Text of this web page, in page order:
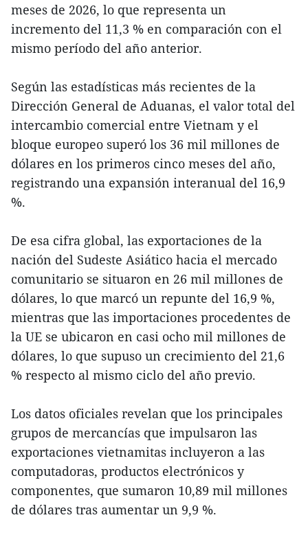
meses de 2026, lo que representa un
incremento del 11,3 % en comparación con el
mismo período del año anterior.
Según las estadísticas más recientes de la
Dirección General de Aduanas, el valor total del
intercambio comercial entre Vietnam y el
bloque europeo superó los 36 mil millones de
dólares en los primeros cinco meses del año,
registrando una expansión interanual del 16,9
%.
De esa cifra global, las exportaciones de la
nación del Sudeste Asiático hacia el mercado
comunitario se situaron en 26 mil millones de
dólares, lo que marcó un repunte del 16,9 %,
mientras que las importaciones procedentes de
la UE se ubicaron en casi ocho mil millones de
dólares, lo que supuso un crecimiento del 21,6
% respecto al mismo ciclo del año previo.
Los datos oficiales revelan que los principales
grupos de mercancías que impulsaron las
exportaciones vietnamitas incluyeron a las
computadoras, productos electrónicos y
componentes, que sumaron 10,89 mil millones
de dólares tras aumentar un 9,9 %.